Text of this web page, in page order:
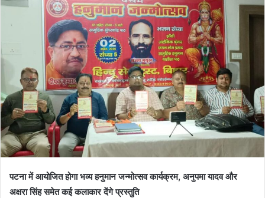
पटना में आयोजित होगा भव्य हनुमान जन्मोत्सव कार्यक्रम, अनुपमा यादव और
अक्षरा सिंह समेत कई कलाकार देंगे प्रस्तुति